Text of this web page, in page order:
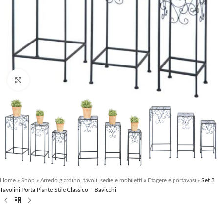
Clicca per ingrandire
Home » Shop » Arredo giardino, tavoli, sedie e mobiletti » Etagere e portavasi » Set 3
Tavolini Porta Piante Stile Classico – Bavicchi